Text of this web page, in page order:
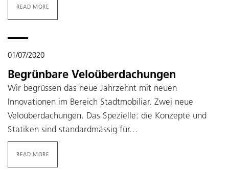
READ MORE
01/07/2020
Begrünbare Veloüberdachungen
Wir begrüssen das neue Jahrzehnt mit neuen
Innovationen im Bereich Stadtmobiliar. Zwei neue
Veloüberdachungen. Das Spezielle: die Konzepte und
Statiken sind standardmässig für…
READ MORE